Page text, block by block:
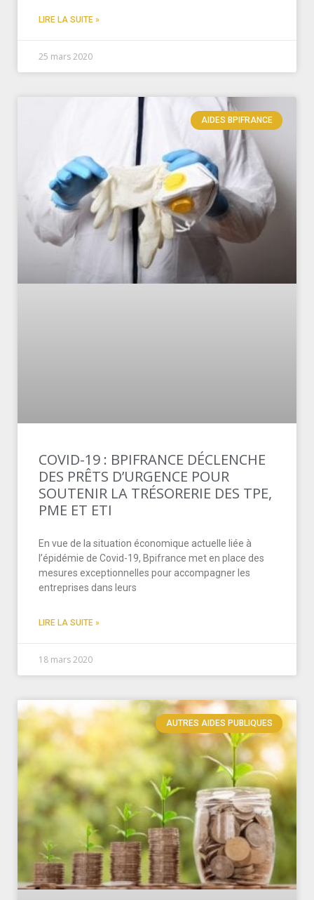
LIRE LA SUITE »
25 mars 2020
AIDES BPIFRANCE
COVID-19 : BPIFRANCE DÉCLENCHE
DES PRÊTS D’URGENCE POUR
SOUTENIR LA TRÉSORERIE DES TPE,
PME ET ETI
En vue de la situation économique actuelle liée à
l’épidémie de Covid-19, Bpifrance met en place des
mesures exceptionnelles pour accompagner les
entreprises dans leurs
LIRE LA SUITE »
18 mars 2020
AUTRES AIDES PUBLIQUES